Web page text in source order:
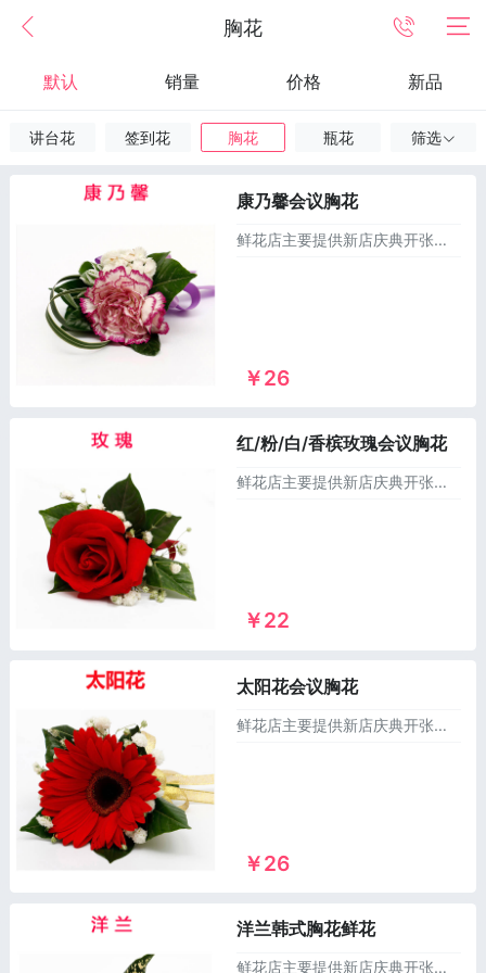
胸花
默认 销量 价格 新品
讲台花 签到花 胸花 瓶花 筛选
康乃馨会议胸花
鲜花店主要提供新店庆典开张所需的单层花篮，双层花篮，三脚架花篮，大麦花篮，气球花篮，绿植租摆，会议演讲桌花台花胸花等1000多个款式供您选择，异地订花篮，同城送花篮，市区及乡镇1~2小时免费配送上门！
￥26
红/粉/白/香槟玫瑰会议胸花
鲜花店主要提供新店庆典开张所需的单层花篮，双层花篮，三脚架花篮，大麦花篮，气球花篮，绿植租摆，会议演讲桌花台花胸花等1000多个款式供您选择，异地订花篮，同城送花篮，市区及乡镇1~2小时免费配送上门！
￥22
太阳花会议胸花
鲜花店主要提供新店庆典开张所需的单层花篮，双层花篮，三脚架花篮，大麦花篮，气球花篮，绿植租摆，会议演讲桌花台花胸花等1000多个款式供您选择，异地订花篮，同城送花篮，市区及乡镇1~2小时免费配送上门！
￥26
洋兰韩式胸花鲜花
鲜花店主要提供新店庆典开张所需的单层花篮，双层花篮，三脚架花篮，大麦花篮，气球花篮，绿植租摆，会议演讲桌花台花胸花等1000多个款式供您选择，异地订花篮，同城送花篮，市区及乡镇1~2小时免费配送上门！